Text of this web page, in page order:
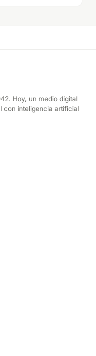
Hoy, un medio digital
con inteligencia artificial